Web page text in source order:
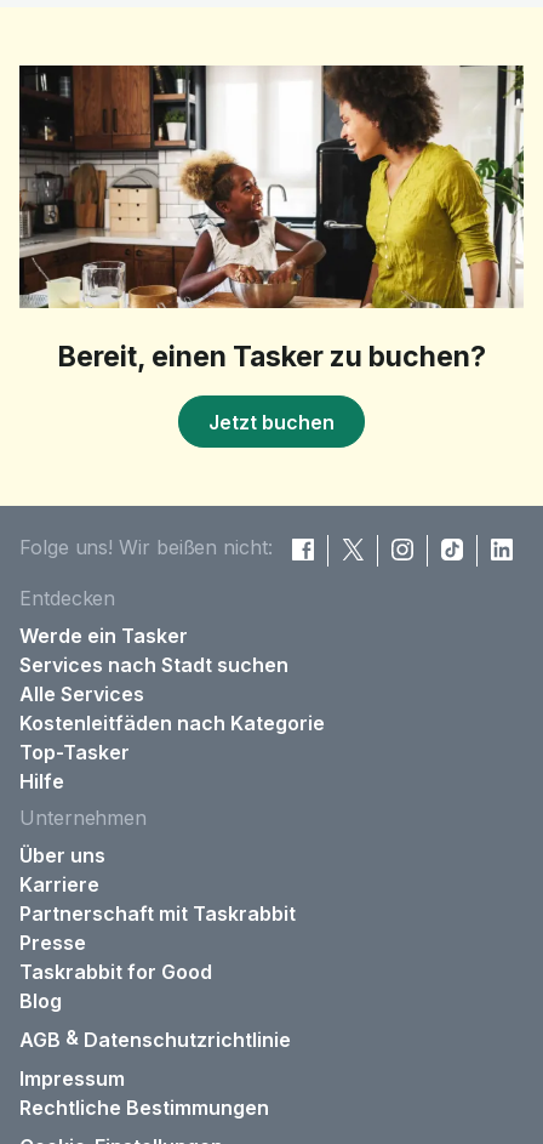
Bereit, einen Tasker zu buchen?
Jetzt buchen
Folge uns! Wir beißen nicht:
Entdecken
Werde ein Tasker
Services nach Stadt suchen
Alle Services
Kostenleitfäden nach Kategorie
Top-Tasker
Hilfe
Unternehmen
Über uns
Karriere
Partnerschaft mit Taskrabbit
Presse
Taskrabbit for Good
Blog
AGB & Datenschutzrichtlinie
Impressum
Rechtliche Bestimmungen